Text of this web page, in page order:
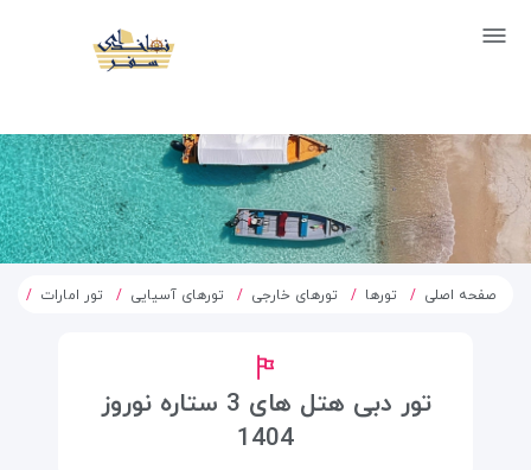
صفحه اصلی تورها تورهای خارجی تورهای آسیایی تور امارات
تور دبی هتل های 3 ستاره نوروز
1404